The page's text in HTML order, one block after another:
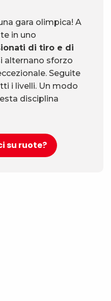
gara olimpica! A
in uno
di tiro e di
alternano sforzo
Seguite
i livelli. Un modo
disciplina
su ruote?